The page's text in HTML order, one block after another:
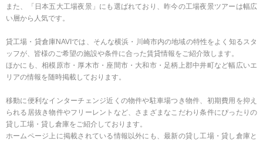
また、「日本五大工場夜景」にも選ばれており、昨今の工場夜景ツアーは幅広
い層から人気です。
貸工場・貸倉庫NAVIでは、そんな横浜・川崎市内の地域の特性をよく知るスタ
ッフが、皆様のご希望の施設や条件に合った賃貸情報をご紹介致します。
ほかにも、相模原市・厚木市・座間市・大和市・足柄上郡中井町など幅広いエ
リアの情報を随時掲載しております。
移動に便利なインターチェンジ近くの物件や駐車場つき物件、初期費用を抑え
られる居抜き物件やフリーレントなど、さまざまなこだわり条件にぴったりの
貸し工場・貸し倉庫をご紹介しております。
ホームページ上に掲載されている情報以外にも、最新の貸し工場・貸し倉庫と